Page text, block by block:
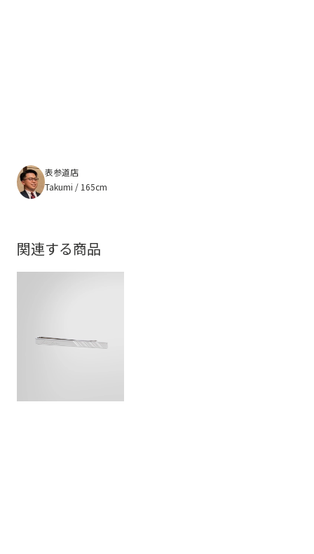
表参道店
Takumi / 165cm
関連する商品